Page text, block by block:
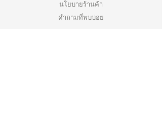
นโยบายร้านค้า
คำถามที่พบบ่อย